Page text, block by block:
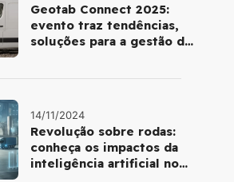
Geotab Connect 2025:
evento traz tendências,
soluções para a gestão de
14/11/2024
Revolução sobre rodas:
conheça os impactos da
inteligência artificial no